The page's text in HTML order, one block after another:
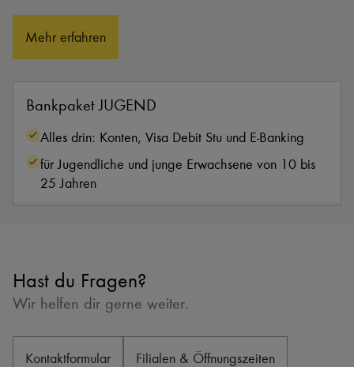
Mehr erfahren
Bankpaket JUGEND
Alles drin: Konten, Visa Debit Stu und E-Banking
für Jugendliche und junge Erwachsene von 10 bis
25 Jahren
Hast du Fragen?
Wir helfen dir gerne weiter.
Kontaktformular Filialen & Öffnungszeiten